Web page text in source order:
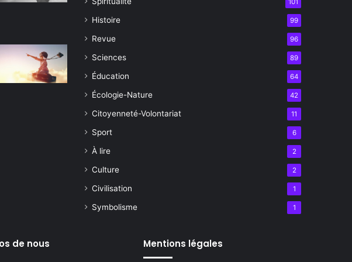
Histoire 99
Revue 96
Sciences 89
Éducation 64
Écologie-Nature 42
Citoyenneté-Volontariat 11
Sport 6
À lire 2
Culture 2
Civilisation 1
Symbolisme 1
de nous Mentions légales